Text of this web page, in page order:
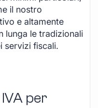
il nostro
e altamente
lunga le tradizionali
servizi fiscali.
per